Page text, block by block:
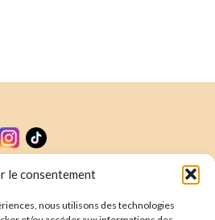
le consentement
nous utilisons des technologies
écrire